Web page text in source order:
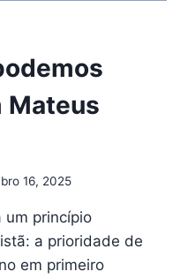
Mateus
16, 2025
um princípio
a prioridade de
em primeiro